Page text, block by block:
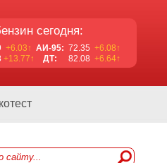
сегодня:
+6.03↑ АИ-95: 72.35 +6.08↑
+13.77↑ ДТ: 82.08 +6.64↑